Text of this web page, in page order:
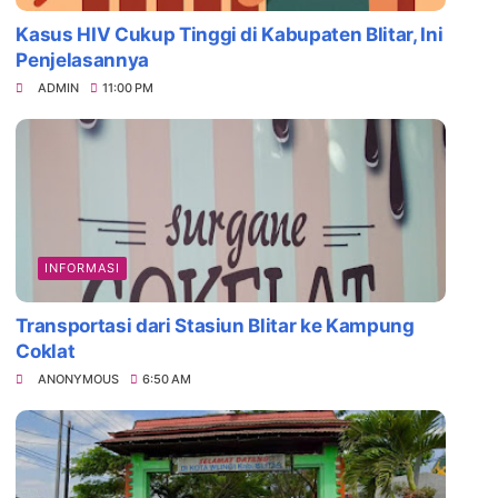
Kasus HIV Cukup Tinggi di Kabupaten Blitar, Ini
Penjelasannya
ADMIN 11:00 PM
INFORMASI
Transportasi dari Stasiun Blitar ke Kampung
Coklat
ANONYMOUS 6:50 AM